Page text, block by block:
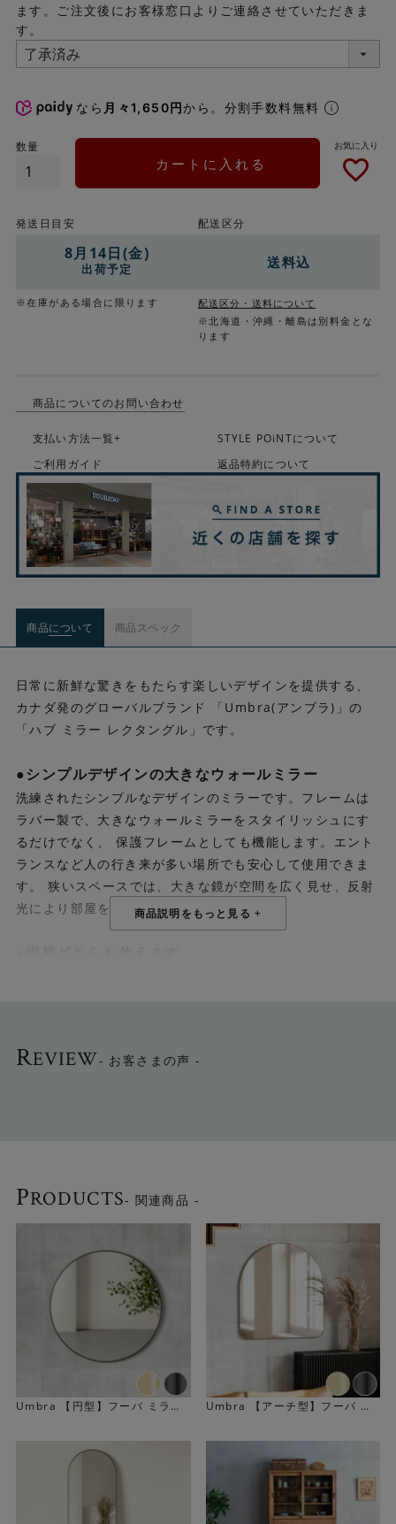
ます。ご注文後にお客様窓口よりご連絡させていただきま
す。
なら 月々1,650円から。分割手数料無料
カートに入れる
発送日目安
8月14日(金)
出荷予定
※在庫がある場合に限ります
配送区分
送料込
配送区分・送料について
※北海道・沖縄・離島は別料金とな
ります
商品についてのお問い合わせ
支払い方法一覧+
STYLE POiNTについて
ご利用ガイド
返品特約について
商品について 商品スペック
日常に新鮮な驚きをもたらす楽しいデザインを提供する、
カナダ発のグローバルブランド 「Umbra(アンブラ)」の
「ハブ ミラー レクタングル」です。
●シンプルデザインの大きなウォールミラー
洗練されたシンプルなデザインのミラーです。フレームは
ラバー製で、大きなウォールミラーをスタイリッシュにす
るだけでなく、 保護フレームとしても機能します。エント
ランスなど人の行き来が多い場所でも安心して使用できま
す。 狭いスペースでは、大きな鏡が空間を広く見せ、反射
光により部屋を明るくする効果があります。
Check！
REVIEW- お客さまの声 -
PRODUCTS- 関連商品 -
Umbra 【円型】フーバ ミラー
Umbra 【アーチ型】フーバ ア